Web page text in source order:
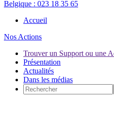
Belgique : 023 18 35 65
Accueil
Nos Actions
Trouver un Support ou une
Présentation
Actualités
Dans les médias